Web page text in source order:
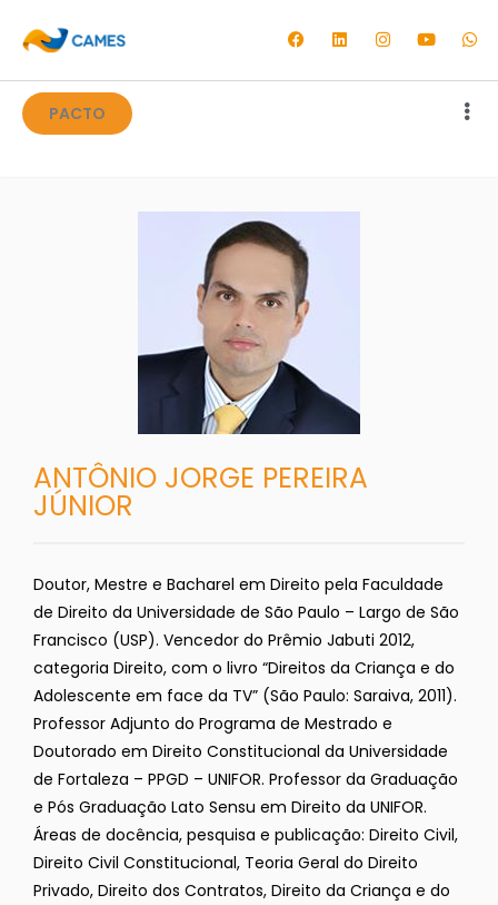
PACTO
ANTÔNIO JORGE PEREIRA
JÚNIOR
Doutor, Mestre e Bacharel em Direito pela Faculdade
de Direito da Universidade de São Paulo – Largo de São
Francisco (USP). Vencedor do Prêmio Jabuti 2012,
categoria Direito, com o livro “Direitos da Criança e do
Adolescente em face da TV” (São Paulo: Saraiva, 2011).
Professor Adjunto do Programa de Mestrado e
Doutorado em Direito Constitucional da Universidade
de Fortaleza – PPGD – UNIFOR. Professor da Graduação
e Pós Graduação Lato Sensu em Direito da UNIFOR.
Áreas de docência, pesquisa e publicação: Direito Civil,
Direito Civil Constitucional, Teoria Geral do Direito
Privado, Direito dos Contratos, Direito da Criança e do